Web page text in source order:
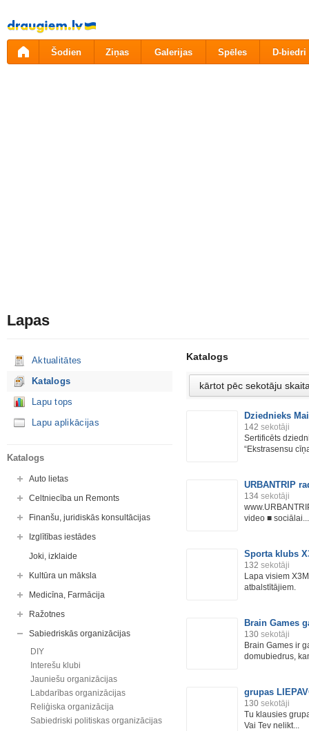
Pāriet
uz
saturu
Šodien Ziņas Galerijas Spēles D-biedri
Lapas
Aktualitātes
Katalogs
Lapu tops
Lapu aplikācijas
Katalogs
Auto lietas
Celtniecība un Remonts
Finanšu, juridiskās konsultācijas
Izglītības iestādes
Joki, izklaide
Kultūra un māksla
Medicīna, Farmācija
Ražotnes
Sabiedriskās organizācijas
DIY
Interešu klubi
Jauniešu organizācijas
Labdarības organizācijas
Reliģiska organizācija
Sabiedriski politiskas organizācijas
Katalogs
Dziednieks
142 sekotāji
Sertificēts
“Ekstrasensu
URBANTRIP
134 sekotāji
video ■ sociālai...
Sporta klubs
132 sekotāji
Lapa visiem
atbalstītājiem.
Brain Games
130 sekotāji
Brain Games ir
domubiedrus,
grupas
130 sekotāji
Tu klausies
Vai Tev nelikt...